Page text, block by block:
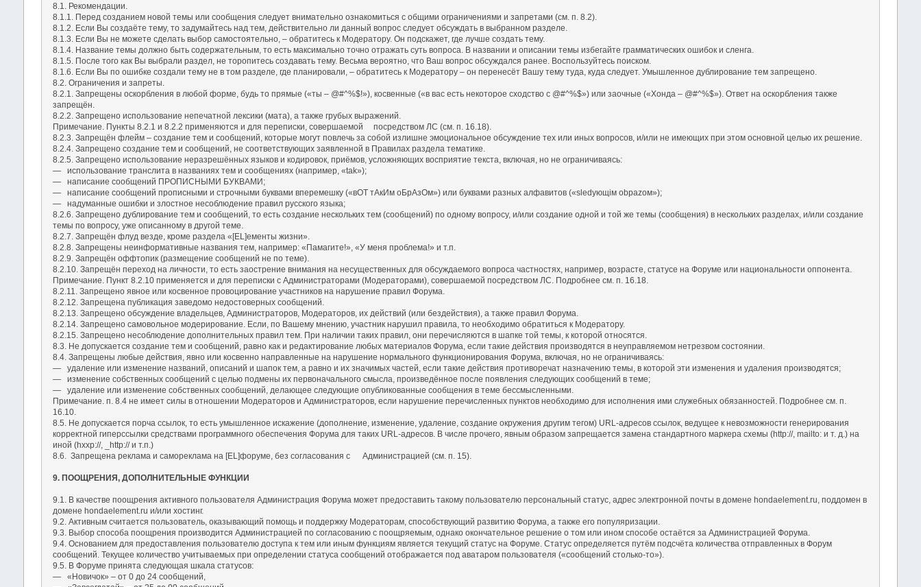
8.1. Рекомендации.
8.1.1. Перед созданием новой темы или сообщения следует внимательно ознакомиться с общими ограничениями и запретами (см. п. 8.2).
8.1.2. Если Вы создаёте тему, то задумайтесь над тем, действительно ли данный вопрос следует обсуждать в выбранном разделе.
8.1.3. Если Вы не можете сделать выбор самостоятельно, – обратитесь к Модератору. Он подскажет, где лучше создать тему.
8.1.4. Название темы должно быть содержательным, то есть максимально точно отражать суть вопроса. В названии и описании темы избегайте грамматических ошибок и сленга.
8.1.5. После того как Вы выбрали раздел, не торопитесь создавать тему. Весьма вероятно, что Ваш вопрос обсуждался ранее. Воспользуйтесь поиском.
8.1.6. Если Вы по ошибке создали тему не в том разделе, где планировали, – обратитесь к Модератору – он перенесёт Вашу тему туда, куда следует. Умышленное дублирование тем запрещено.
8.2. Ограничения и запреты.
8.2.1. Запрещены оскорбления в любой форме, будь то прямые («ты – @#^%$!»), косвенные («в вас есть некоторое сходство с @#^%$») или заочные («Хонда – @#^%$»). Ответ на оскорбления также
запрещён.
8.2.2. Запрещено использование непечатной лексики (мата), а также грубых выражений.
Примечание. Пункты 8.2.1 и 8.2.2 применяются и для переписки, совершаемой посредством ЛС (см. п. 16.18).
8.2.3. Запрещён флейм – создание тем и сообщений, которые могут повлечь за собой излишне эмоциональное обсуждение тех или иных вопросов, и/или не имеющих при этом основной целью их решение.
8.2.4. Запрещено создание тем и сообщений, не соответствующих заявленной в Правилах раздела тематике.
8.2.5. Запрещено использование неразрешённых языков и кодировок, приёмов, усложняющих восприятие текста, включая, но не ограничиваясь:
― использование транслита в названиях тем и сообщениях (например, «tak»);
― написание сообщений ПРОПИСНЫМИ БУКВАМИ;
― написание сообщений прописными и строчными буквами вперемешку («вОТ тАкИм оБрАзОм») или буквами разных алфавитов («slеdующiм оbраzом»);
― надуманные ошибки и злостное несоблюдение правил русского языка;
8.2.6. Запрещено дублирование тем и сообщений, то есть создание нескольких тем (сообщений) по одному вопросу, и/или создание одной и той же темы (сообщения) в нескольких разделах, и/или создание
темы по вопросу, уже описанному в другой теме.
8.2.7. Запрещён флуд везде, кроме раздела «[EL]ементы жизни».
8.2.8. Запрещены неинформативные названия тем, например: «Памагите!», «У меня проблема!» и т.п.
8.2.9. Запрещён оффтопик (размещение сообщений не по теме).
8.2.10. Запрещён переход на личности, то есть заострение внимания на несущественных для обсуждаемого вопроса частностях, например, возрасте, статусе на Форуме или национальности оппонента.
Примечание. Пункт 8.2.10 применяется и для переписки с Администраторами (Модераторами), совершаемой посредством ЛС. Подробнее см. п. 16.18.
8.2.11. Запрещено явное или косвенное провоцирование участников на нарушение правил Форума.
8.2.12. Запрещена публикация заведомо недостоверных сообщений.
8.2.13. Запрещено обсуждение владельцев, Администраторов, Модераторов, их действий (или бездействия), а также правил Форума.
8.2.14. Запрещено самовольное модерирование. Если, по Вашему мнению, участник нарушил правила, то необходимо обратиться к Модератору.
8.2.15. Запрещено несоблюдение дополнительных правил тем. При наличии таких правил, они перечисляются в шапке той темы, к которой относятся.
8.3. Не допускается создание тем и сообщений, равно как и редактирование любых материалов Форума, если такие действия производятся в неуправляемом нетрезвом состоянии.
8.4. Запрещены любые действия, явно или косвенно направленные на нарушение нормального функционирования Форума, включая, но не ограничиваясь:
― удаление или изменение названий, описаний и шапок тем, а равно и их значимых частей, если такие действия противоречат назначению темы, в которой эти изменения и удаления производятся;
― изменение собственных сообщений с целью подмены их первоначального смысла, произведённое после появления следующих сообщений в теме;
― удаление или изменение собственных сообщений, делающее следующие опубликованные сообщения в теме бессмысленными.
Примечание. п. 8.4 не имеет силы в отношении Модераторов и Администраторов, если нарушение перечисленных пунктов необходимо для исполнения ими служебных обязанностей. Подробнее см. п.
16.10.
8.5. Не допускается порча ссылок, то есть умышленное искажение (дополнение, изменение, удаление, создание окружения другим тегом) URL-адресов ссылок, ведущее к невозможности генерирования
корректной гиперссылки средствами программного обеспечения Форума для таких URL-адресов. В числе прочего, явным образом запрещается замена стандартного маркера схемы (http://, mailto: и т. д.) на
иной (hxxp://, _http:// и т.п.)
8.6. Запрещена реклама и самореклама на [EL]форуме, без согласования с Администрацией (см. п. 15).
9. ПООЩРЕНИЯ, ДОПОЛНИТЕЛЬНЫЕ ФУНКЦИИ
9.1. В качестве поощрения активного пользователя Администрация Форума может предоставить такому пользователю персональный статус, адрес электронной почты в домене hondaelement.ru, поддомен в
домене hondaelement.ru и/или хостинг.
9.2. Активным считается пользователь, оказывающий помощь и поддержку Модераторам, способствующий развитию Форума, а также его популяризации.
9.3. Выбор способа поощрения производится Администрацией по согласованию с поощряемым, однако окончательное решение о том или ином способе остаётся за Администрацией Форума.
9.4. Основанием для предоставления пользователю доступа к тем или иным функциям является текущий статус на Форуме. Статус определяется путём подсчёта количества отправленных в Форум
сообщений. Текущее количество учитываемых при определении статуса сообщений отображается под аватаром пользователя («сообщений столько-то»).
9.5. В Форуме принята следующая шкала статусов:
― «Новичок» – от 0 до 24 сообщений,